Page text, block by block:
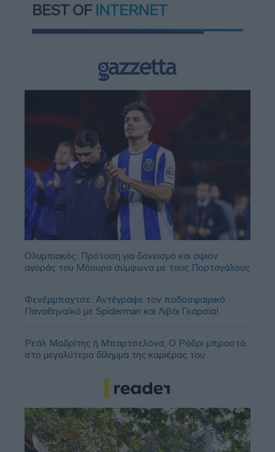
BEST OF INTERNET
Ολυμπιακός: Πρόταση για δανεισμό και οψιόν
αγοράς του Μόουρα σύμφωνα με τους Πορτογάλους
Φενέρμπαχτσε: Αντέγραψε τον ποδοσφαιρικό
Παναθηναϊκό με Spiderman και Λιβάι Γκαρσία!
Ρεάλ Μαδρίτης ή Μπαρτσελόνα; Ο Ρόδρι μπροστά
στο μεγαλύτερο δίλημμα της καριέρας του